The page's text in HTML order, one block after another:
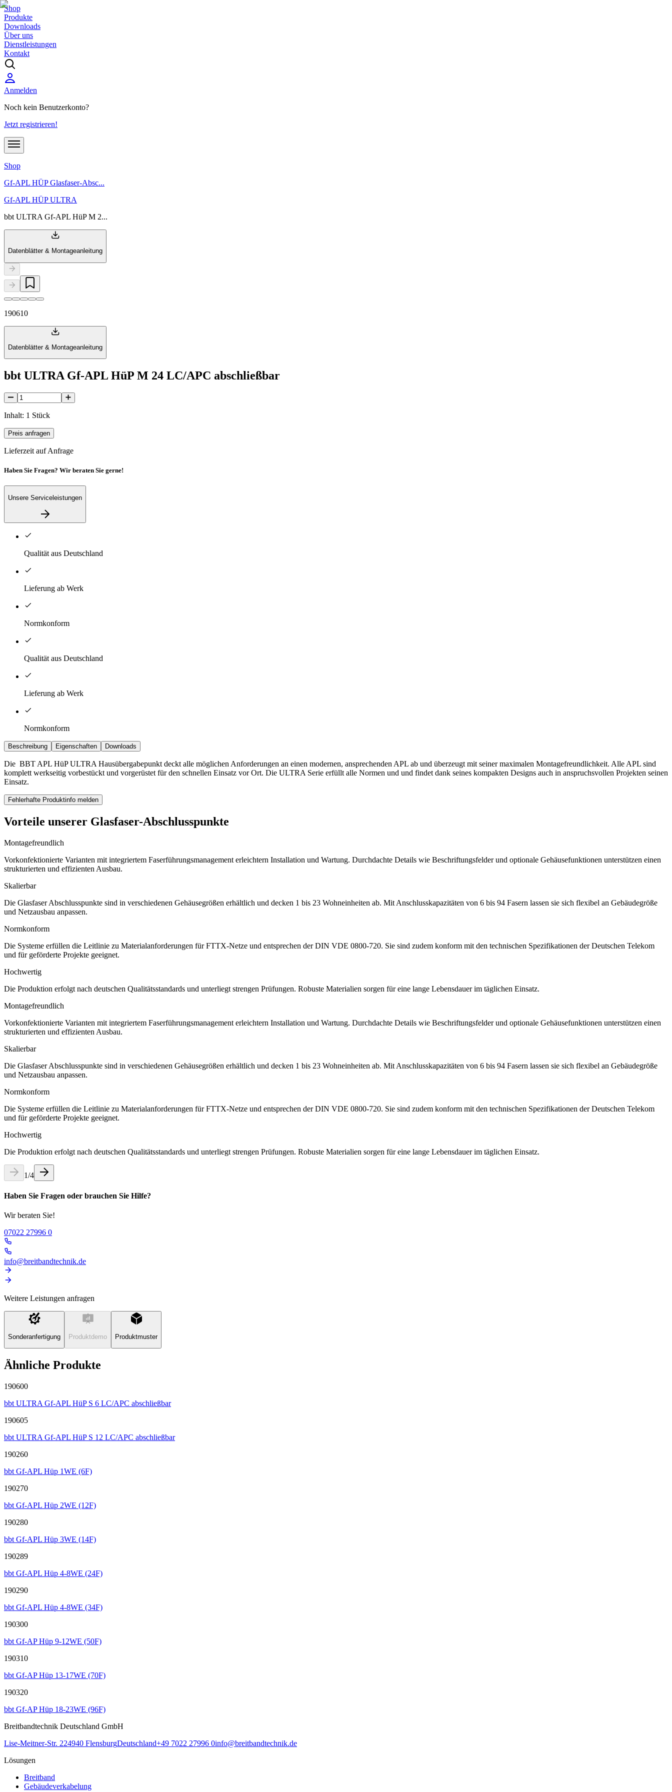
Shop
Produkte
Downloads
Über uns
Dienstleistungen
Kontakt
Anmelden
Noch kein Benutzerkonto?
Jetzt registrieren!
Shop
Gf-APL HÜP Glasfaser-Absc...
Gf-APL HÜP ULTRA
bbt ULTRA Gf-APL HüP M 2...
Datenblätter & Montageanleitung
190610
Datenblätter & Montageanleitung
bbt ULTRA Gf-APL HüP M 24 LC/APC abschließbar
Inhalt: 1 Stück
Preis anfragen
Lieferzeit auf Anfrage
Haben Sie Fragen? Wir beraten Sie gerne!
Unsere Serviceleistungen
Qualität aus Deutschland
Lieferung ab Werk
Normkonform
Qualität aus Deutschland
Lieferung ab Werk
Normkonform
Beschreibung Eigenschaften Downloads
Die BBT APL HüP ULTRA Hausübergabepunkt deckt alle möglichen Anforderungen an einen modernen, ansprechenden APL ab und überzeugt mit seiner maximalen Montagefreundlichkeit. Alle APL sind
komplett werkseitig vorbestückt und vorgerüstet für den schnellen Einsatz vor Ort. Die ULTRA Serie erfüllt alle Normen und und findet dank seines kompakten Designs auch in anspruchsvollen Projekten seinen
Einsatz.
Fehlerhafte Produktinfo melden
Vorteile unserer Glasfaser-Abschlusspunkte
Montagefreundlich
Vorkonfektionierte Varianten mit integriertem Faserführungsmanagement erleichtern Installation und Wartung. Durchdachte Details wie Beschriftungsfelder und optionale Gehäusefunktionen unterstützen einen
strukturierten und effizienten Ausbau.
Skalierbar
Die Glasfaser Abschlusspunkte sind in verschiedenen Gehäusegrößen erhältlich und decken 1 bis 23 Wohneinheiten ab. Mit Anschlusskapazitäten von 6 bis 94 Fasern lassen sie sich flexibel an Gebäudegröße
und Netzausbau anpassen.
Normkonform
Die Systeme erfüllen die Leitlinie zu Materialanforderungen für FTTX-Netze und entsprechen der DIN VDE 0800-720. Sie sind zudem konform mit den technischen Spezifikationen der Deutschen Telekom
und für geförderte Projekte geeignet.
Hochwertig
Die Produktion erfolgt nach deutschen Qualitätsstandards und unterliegt strengen Prüfungen. Robuste Materialien sorgen für eine lange Lebensdauer im täglichen Einsatz.
Montagefreundlich
Vorkonfektionierte Varianten mit integriertem Faserführungsmanagement erleichtern Installation und Wartung. Durchdachte Details wie Beschriftungsfelder und optionale Gehäusefunktionen unterstützen einen
strukturierten und effizienten Ausbau.
Skalierbar
Die Glasfaser Abschlusspunkte sind in verschiedenen Gehäusegrößen erhältlich und decken 1 bis 23 Wohneinheiten ab. Mit Anschlusskapazitäten von 6 bis 94 Fasern lassen sie sich flexibel an Gebäudegröße
und Netzausbau anpassen.
Normkonform
Die Systeme erfüllen die Leitlinie zu Materialanforderungen für FTTX-Netze und entsprechen der DIN VDE 0800-720. Sie sind zudem konform mit den technischen Spezifikationen der Deutschen Telekom
und für geförderte Projekte geeignet.
Hochwertig
Die Produktion erfolgt nach deutschen Qualitätsstandards und unterliegt strengen Prüfungen. Robuste Materialien sorgen für eine lange Lebensdauer im täglichen Einsatz.
1/4
Haben Sie Fragen oder brauchen Sie Hilfe?
Wir beraten Sie!
07022 27996 0
info@breitbandtechnik.de
Weitere Leistungen anfragen
Sonderanfertigung Produktdemo Produktmuster
Ähnliche Produkte
190600
bbt ULTRA Gf-APL HüP S 6 LC/APC abschließbar
190605
bbt ULTRA Gf-APL HüP S 12 LC/APC abschließbar
190260
bbt Gf-APL Hüp 1WE (6F)
190270
bbt Gf-APL Hüp 2WE (12F)
190280
bbt Gf-APL Hüp 3WE (14F)
190289
bbt Gf-APL Hüp 4-8WE (24F)
190290
bbt Gf-APL Hüp 4-8WE (34F)
190300
bbt Gf-AP Hüp 9-12WE (50F)
190310
bbt Gf-AP Hüp 13-17WE (70F)
190320
bbt Gf-AP Hüp 18-23WE (96F)
Breitbandtechnik Deutschland GmbH
Lise-Meitner-Str. 224940 FlensburgDeutschland+49 7022 27996 0info@breitbandtechnik.de
Lösungen
Breitband
Gebäudeverkabelung